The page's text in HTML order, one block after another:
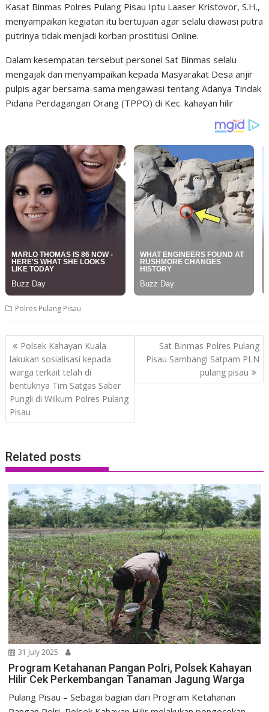
Kasat Binmas Polres Pulang Pisau Iptu Laaser Kristovor, S.H.,
menyampaikan kegiatan itu bertujuan agar selalu diawasi putra
putrinya tidak menjadi korban prostitusi Online.
Dalam kesempatan tersebut personel Sat Binmas selalu
mengajak dan menyampaikan kepada Masyarakat Desa anjir
pulpis agar bersama-sama mengawasi tentang Adanya Tindak
Pidana Perdagangan Orang (TPPO) di Kec. kahayan hilir
Polres Pulang Pisau
Post
navigation
Polsek Kahayan Kuala
lakukan sosialisasi kepada
warga terkait telah di
bentuknya Tim Satgas Saber
Pungli di Wilkum Polres Pulang
Pisau
Sat Binmas Polres Pulang
Pisau Sambangi Satpam PLN
pulang pisau
Related posts
31 July 2025
Program Ketahanan Pangan Polri, Polsek Kahayan
Hilir Cek Perkembangan Tanaman Jagung Warga
Pulang Pisau – Sebagai bagian dari Program Ketahanan